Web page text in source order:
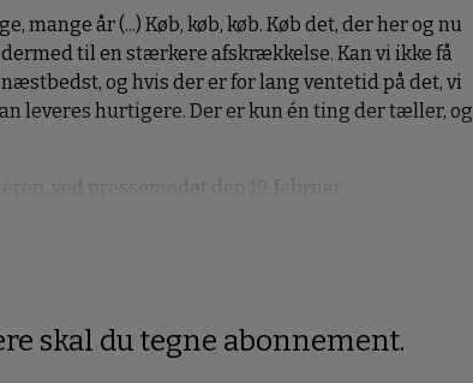
mange år (...) Køb, køb, køb. Køb det, der her og nu
til en stærkere afskrækkelse. Kan vi ikke få
og hvis der er for lang ventetid på det, vi
leveres hurtigere. Der er kun én ting der tæller, og
ved pressemødet den 19. februar.
skal du tegne abonnement.